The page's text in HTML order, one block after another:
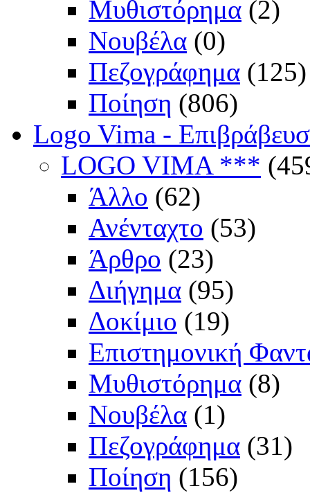
Μυθιστόρημα (2)
Νουβέλα (0)
Πεζογράφημα (125)
Ποίηση (806)
Logo Vima -
LOGO VIMA ***
Άλλο (62)
Ανένταχτο (53)
Άρθρο (23)
Διήγημα (95)
Δοκίμιο (19)
Επιστημονική
Μυθιστόρημα (8)
Νουβέλα (1)
Πεζογράφημα (31)
Ποίηση (156)